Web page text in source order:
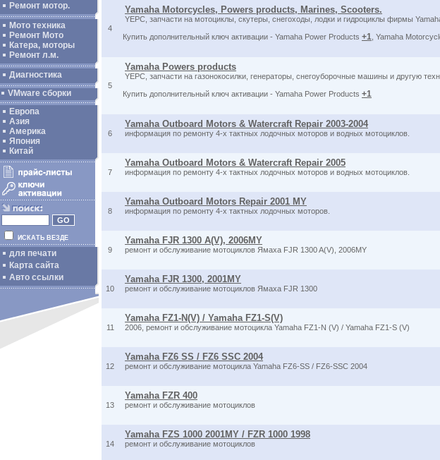
Ремонт мотор.
Мото техника
Ремонт Мото
Катера, моторы
Ремонт л.м.
Диагностика
VMware сборки
Европа
Азия
Америка
Япония
Китай
ИСКАТЬ ВЕЗДЕ
для печати
Карта сайта
Авто ссылки
4
Yamaha Motorcycles, Powers products, Marines, Scooters.
YEPC, запчасти на мотоциклы, скутеры, снегоходы, лодки и гидроциклы фирмы
Купить дополнительный ключ активации - Yamaha Power Products +1 , Yamaha
5
Yamaha Powers products
YEPC, запчасти на газонокосилки, генераторы, снегоуборочные машины и другую
Купить дополнительный ключ активации - Yamaha Power Products +1
6
Yamaha Outboard Motors & Watercraft Repair 2003-2004
информация по ремонту 4-х тактных лодочных моторов и водных мотоциклов.
7
Yamaha Outboard Motors & Watercraft Repair 2005
информация по ремонту 4-х тактных лодочных моторов и водных мотоциклов.
8
Yamaha Outboard Motors Repair 2001 MY
информация по ремонту 4-х тактных лодочных моторов.
9
Yamaha FJR 1300 A(V), 2006MY
ремонт и обслуживание мотоциклов Ямаха FJR 1300 A(V), 2006MY
10
Yamaha FJR 1300, 2001MY
ремонт и обслуживание мотоциклов Ямаха FJR 1300
11
Yamaha FZ1-N(V) / Yamaha FZ1-S(V)
2006, ремонт и обслуживание мотоцикла Yamaha FZ1-N (V) / Yamaha FZ1-S (V)
12
Yamaha FZ6 SS / FZ6 SSC 2004
ремонт и обслуживание мотоцикла Yamaha FZ6-SS / FZ6-SSC 2004
13
Yamaha FZR 400
ремонт и обслуживание мотоциклов
14
Yamaha FZS 1000 2001MY / FZR 1000 1998
ремонт и обслуживание мотоциклов